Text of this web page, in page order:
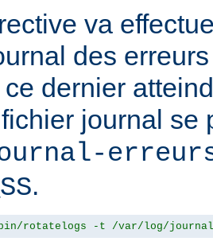
va
des
dernier
journal se
.
rotatelogs -t /var/log/journal